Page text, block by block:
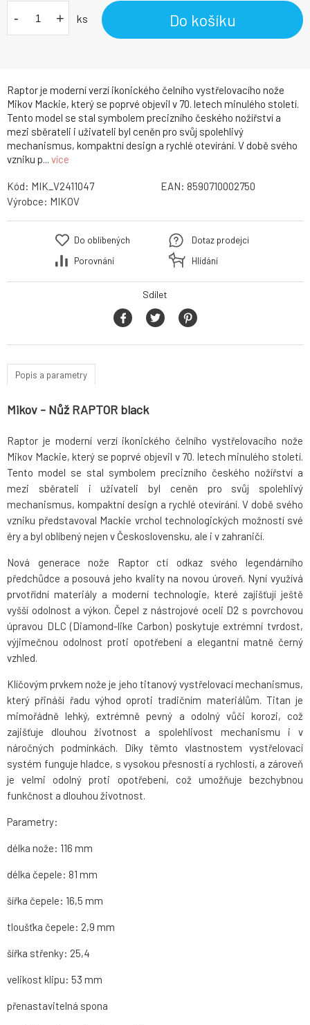
Raptor je moderní verzí ikonického čelního vystřelovacího nože
Mikov Mackie, který se poprvé objevil v 70. letech minulého století.
Tento model se stal symbolem precizního českého nožířství a
mezi sběrateli i uživateli byl ceněn pro svůj spolehlivý
mechanismus, kompaktní design a rychlé otevírání. V době svého
vzniku p... více
- + ks Do košíku
Kód: MIK_V2411047 EAN: 8590710002750
Výrobce: MIKOV
Do oblíbených
Porovnání
Dotaz prodejci
Hlídání
Sdílet
Popis a parametry
Mikov - Nůž RAPTOR black
Raptor je moderní verzí ikonického čelního vystřelovacího nože
Mikov Mackie, který se poprvé objevil v 70. letech minulého století.
Tento model se stal symbolem precizního českého nožířství a
mezi sběrateli i uživateli byl ceněn pro svůj spolehlivý
mechanismus, kompaktní design a rychlé otevírání. V době svého
vzniku představoval Mackie vrchol technologických možností své
éry a byl oblíbený nejen v Československu, ale i v zahraničí.
Nová generace nože Raptor ctí odkaz svého legendárního
předchůdce a posouvá jeho kvality na novou úroveň. Nyní využívá
prvotřídní materiály a moderní technologie, které zajišťují ještě
vyšší odolnost a výkon. Čepel z nástrojové oceli D2 s povrchovou
úpravou DLC (Diamond-like Carbon) poskytuje extrémní tvrdost,
výjimečnou odolnost proti opotřebení a elegantní matně černý
vzhled.
Klíčovým prvkem nože je jeho titanový vystřelovací mechanismus,
který přináší řadu výhod oproti tradičním materiálům. Titan je
mimořádně lehký, extrémně pevný a odolný vůči korozi, což
zajišťuje dlouhou životnost a spolehlivost mechanismu i v
náročných podmínkách. Díky těmto vlastnostem vystřelovací
systém funguje hladce, s vysokou přesností a rychlostí, a zároveň
je velmi odolný proti opotřebení, což umožňuje bezchybnou
funkčnost a dlouhou životnost.
Parametry:
délka nože: 116 mm
délka čepele: 81 mm
šířka čepele: 16,5 mm
tloušťka čepele: 2,9 mm
šířka střenky: 25,4
velikost klipu: 53 mm
přenastavitelná spona